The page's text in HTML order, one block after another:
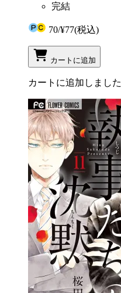
完結
70/¥77(税込)
カートに追加
カートに追加しました